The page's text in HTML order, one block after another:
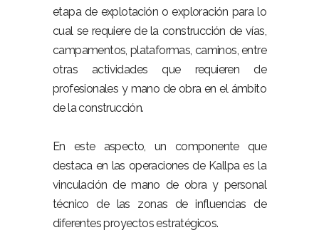
etapa de explotación o exploración para lo
cual se requiere de la construcción de vías,
campamentos, plataformas, caminos, entre
otras actividades que requieren de
profesionales y mano de obra en el ámbito
de la construcción.
En este aspecto, un componente que
destaca en las operaciones de Kallpa es la
vinculación de mano de obra y personal
técnico de las zonas de influencias de
diferentes proyectos estratégicos.